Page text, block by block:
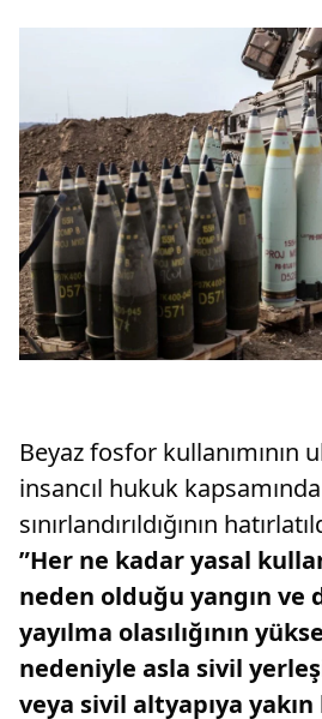
Beyaz fosfor kullanımının
insancıl hukuk kapsamında
sınırlandırıldığının
”Her ne kadar yasal
neden olduğu yangın ve
yayılma olasılığının
nedeniyle asla sivil
veya sivil altyapıya